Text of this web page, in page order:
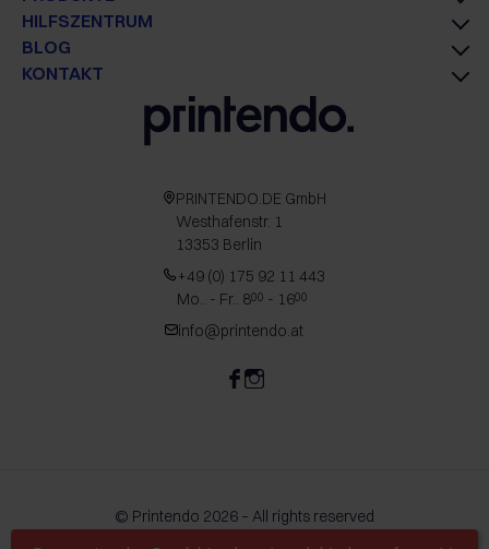
HILFSZENTRUM
BLOG
KONTAKT
PRINTENDO.DE GmbH
Westhafenstr. 1
13353 Berlin
+49 (0) 175 92 11 443
Mo.. - Fr.. 800 - 1600
info@printendo.at
© Printendo 2026 – All rights reserved